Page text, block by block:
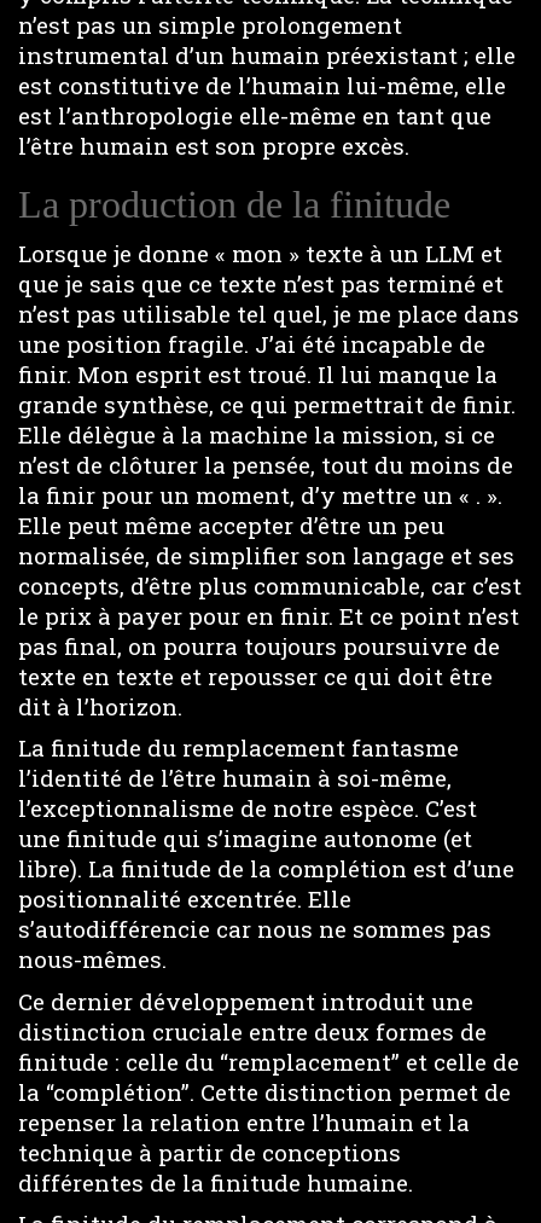
n’est pas un simple prolongement
instrumental d’un humain préexistant ; elle
est constitutive de l’humain lui-même, elle
est l’anthropologie elle-même en tant que
l’être humain est son propre excès.
La production de la finitude
Lorsque je donne « mon » texte à un LLM et
que je sais que ce texte n’est pas terminé et
n’est pas utilisable tel quel, je me place dans
une position fragile. J’ai été incapable de
finir. Mon esprit est troué. Il lui manque la
grande synthèse, ce qui permettrait de finir.
Elle délègue à la machine la mission, si ce
n’est de clôturer la pensée, tout du moins de
la finir pour un moment, d’y mettre un « . ».
Elle peut même accepter d’être un peu
normalisée, de simplifier son langage et ses
concepts, d’être plus communicable, car c’est
le prix à payer pour en finir. Et ce point n’est
pas final, on pourra toujours poursuivre de
texte en texte et repousser ce qui doit être
dit à l’horizon.
La finitude du remplacement fantasme
l’identité de l’être humain à soi-même,
l’exceptionnalisme de notre espèce. C’est
une finitude qui s’imagine autonome (et
libre). La finitude de la complétion est d’une
positionnalité excentrée. Elle
s’autodifférencie car nous ne sommes pas
nous-mêmes.
Ce dernier développement introduit une
distinction cruciale entre deux formes de
finitude : celle du “remplacement” et celle de
la “complétion”. Cette distinction permet de
repenser la relation entre l’humain et la
technique à partir de conceptions
différentes de la finitude humaine.